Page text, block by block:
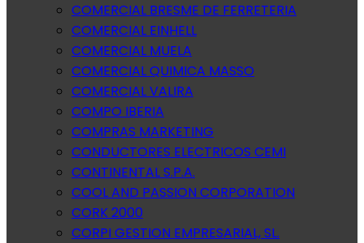
COMERCIAL BRESME DE FERRETERIA
COMERCIAL EINHELL
COMERCIAL MUELA
COMERCIAL QUIMICA MASSO
COMERCIAL VALIRA
COMPO IBERIA
COMPRAS MARKETING
CONDUCTORES ELECTRICOS CEMI
CONTINENTAL S.P.A.
COOL AND PASSION CORPORATION
CORK 2000
CORPI GESTION EMPRESARIAL, SL.